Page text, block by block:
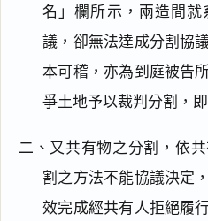
名」欄所示，兩造間
議，卻無法達成分割協
本可稽，亦為到庭被告
爭土地予以裁判分割，
二、又共有物之分割，依
割之方法不能協議決定
效完成經共有人拒絕履